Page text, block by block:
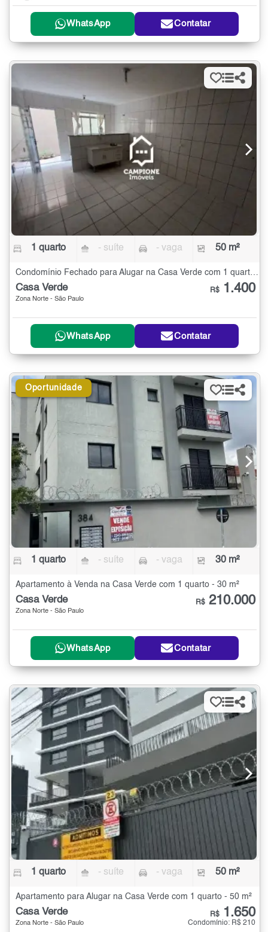
WhatsApp Contatar
1 quarto - suíte - vaga 50 m²
Condomínio Fechado para Alugar na Casa Verde com 1 quarto - 50 m²
Casa Verde
Zona Norte - São Paulo
R$ 1.400
WhatsApp Contatar
Oportunidade
1 quarto - suíte - vaga 30 m²
Apartamento à Venda na Casa Verde com 1 quarto - 30 m²
Casa Verde
Zona Norte - São Paulo
R$ 210.000
WhatsApp Contatar
1 quarto - suíte - vaga 50 m²
Apartamento para Alugar na Casa Verde com 1 quarto - 50 m²
Casa Verde
Zona Norte - São Paulo
R$ 1.650
Condomínio: R$ 210